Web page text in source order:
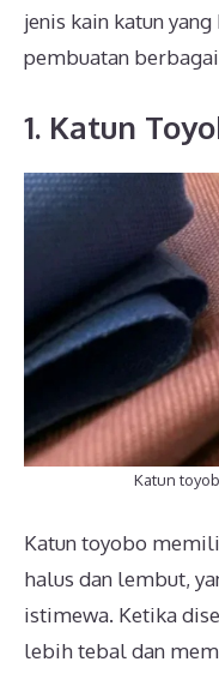
jenis kain katun
pembuatan
1. Katun
Katun
Katun toyobo
halus dan lembut,
istimewa. Ketika
lebih tebal dan